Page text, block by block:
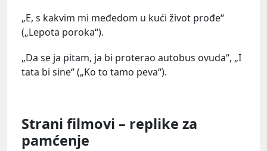
„E, s kakvim mi međedom u kući život prođe“
(„Lepota poroka“).
„Da se ja pitam, ja bi proterao autobus ovuda“, „I
tata bi sine“ („Ko to tamo peva“).
Strani filmovi – replike za
pamćenje